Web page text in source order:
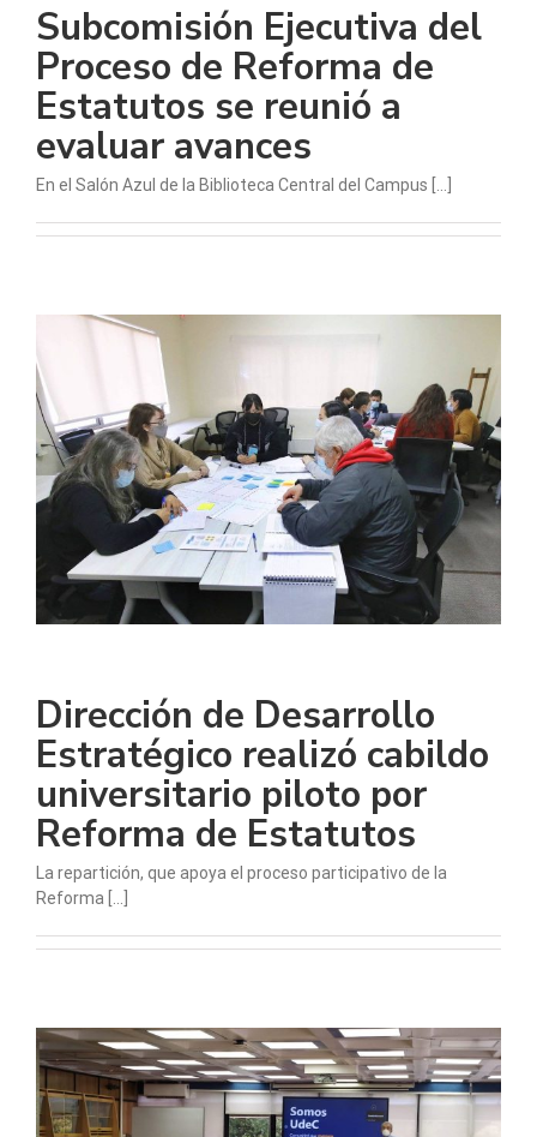
Subcomisión Ejecutiva del
Proceso de Reforma de
Estatutos se reunió a
evaluar avances
En el Salón Azul de la Biblioteca Central del Campus [...]
Dirección de Desarrollo
Estratégico realizó cabildo
universitario piloto por
Reforma de Estatutos
La repartición, que apoya el proceso participativo de la
Reforma [...]